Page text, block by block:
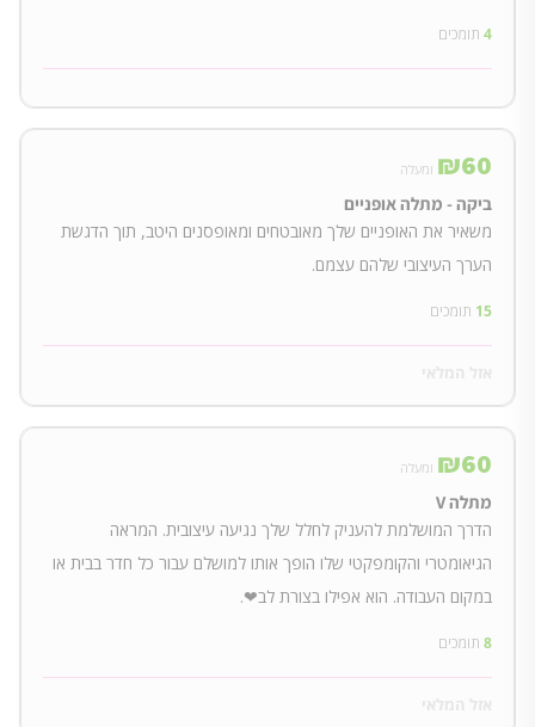
4 תומכים
₪60 ומעלה
ביקה - מתלה אופניים
משאיר את האופניים שלך מאובטחים ומאופסנים היטב, תוך הדגשת
הערך העיצובי שלהם עצמם.
15 תומכים
₪60 ומעלה
מתלה V
הדרך המושלמת להעניק לחלל שלך נגיעה עיצובית. המראה
הגיאומטרי והקומפקטי שלו הופך אותו למושלם עבור כל חדר בבית או
במקום העבודה. הוא אפילו בצורת לב❤.
8 תומכים